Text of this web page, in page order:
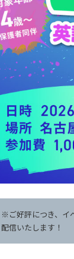
※ご好評につき、イ
配信いたします！